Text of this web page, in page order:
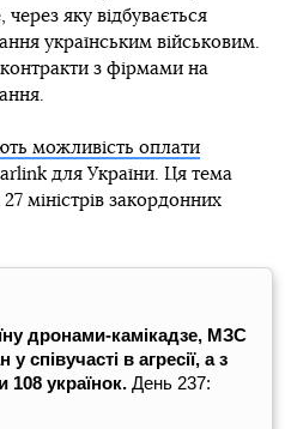
яку відбувається
українським військовим.
з фірмами на
можливість оплати
для України. Ця тема
27 міністрів закордонних
дронами-камікадзе, МЗС
співучасті в агресії, а з
108 українок. День 237: